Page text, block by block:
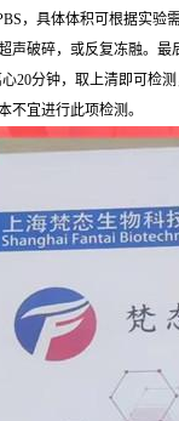
，具体体积可根据实验
破碎，或反复冻融。最
20分钟，取上清即可检
不宜进行此项检测。